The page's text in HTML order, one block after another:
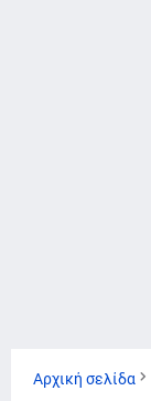
Αρχική σελίδα